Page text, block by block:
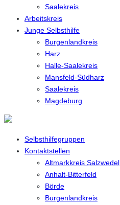
Saalekreis
Arbeitskreis
Junge Selbsthilfe
Burgenlandkreis
Harz
Halle-Saalekreis
Mansfeld-Südharz
Saalekreis
Magdeburg
Selbsthilfegruppen
Kontaktstellen
Altmarkkreis Salzwedel
Anhalt-Bitterfeld
Börde
Burgenlandkreis